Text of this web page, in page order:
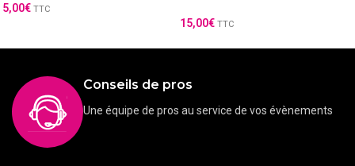
5,00€ TTC
15,00€ TTC
Conseils de pros
Une équipe de pros au service de vos évènements